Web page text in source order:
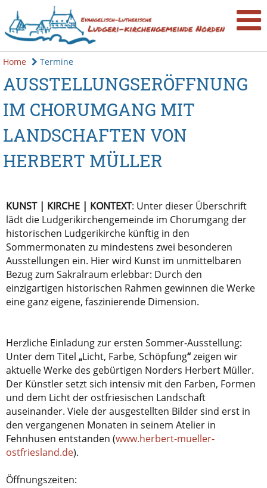
Home Termine
AUSSTELLUNGSERÖFFNUNG
IM CHORUMGANG MIT
LANDSCHAFTEN VON
HERBERT MÜLLER
KUNST | KIRCHE | KONTEXT: Unter dieser Überschrift
lädt die Ludgerikirchengemeinde im Chorumgang der
historischen Ludgerikirche künftig in den
Sommermonaten zu mindestens zwei besonderen
Ausstellungen ein. Hier wird Kunst im unmittelbaren
Bezug zum Sakralraum erlebbar: Durch den
einzigartigen historischen Rahmen gewinnen die Werke
eine ganz eigene, faszinierende Dimension.
Herzliche Einladung zur ersten Sommer-Ausstellung:
Unter dem Titel „Licht, Farbe, Schöpfung“zeigen wir
aktuelle Werke des gebürtigen Norders Herbert Müller.
Der Künstler setzt sich intensiv mit den Farben, Formen
und dem Licht der ostfriesischen Landschaft
auseinander. Viele der ausgestellten Bilder sind erst in
den vergangenen Monaten in seinem Atelier in
Fehnhusen entstanden (www.herbert-mueller-
ostfriesland.de).
Öffnungszeiten: